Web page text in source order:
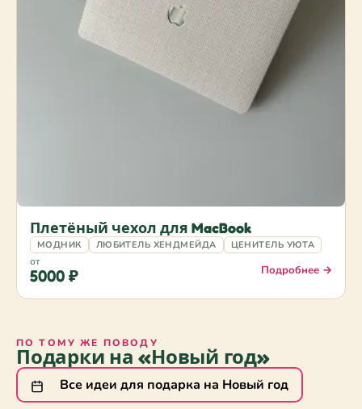
Плетёный чехол для MacBook
МОДНИК ЛЮБИТЕЛЬ ХЕНДМЕЙДА ЦЕНИТЕЛЬ УЮТА
от
5000 ₽ Подробнее →
ПО ТОМУ ЖЕ ПОВОДУ
Подарки на «Новый год»
Все идеи для подарка на Новый год